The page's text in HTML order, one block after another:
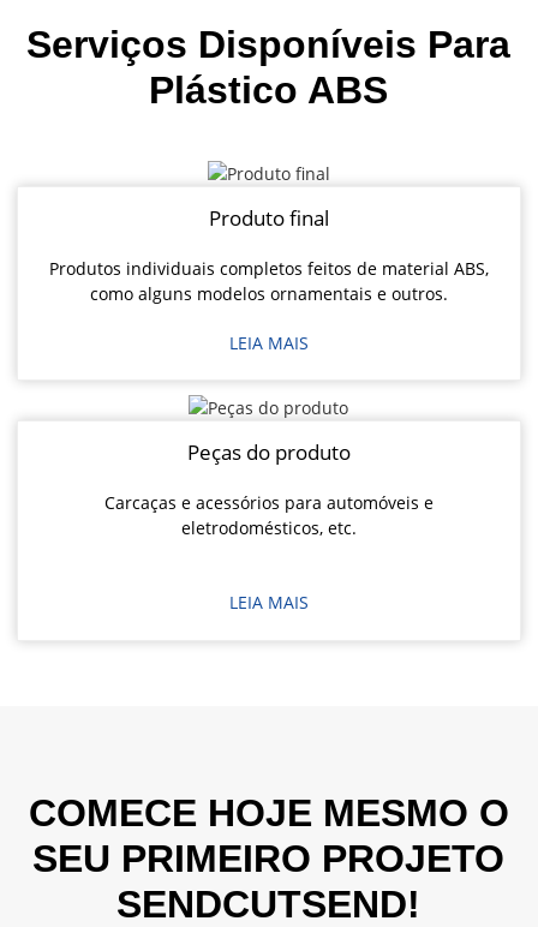
Serviços Disponíveis Para
Plástico ABS
Produto final
Produtos individuais completos feitos de material ABS,
como alguns modelos ornamentais e outros.
LEIA MAIS
Peças do produto
Carcaças e acessórios para automóveis e
eletrodomésticos, etc.
LEIA MAIS
COMECE HOJE MESMO O
SEU PRIMEIRO PROJETO
SENDCUTSEND!